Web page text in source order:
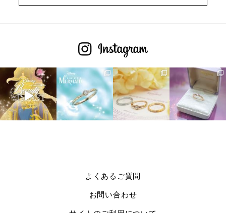
よくあるご質問
お問い合わせ